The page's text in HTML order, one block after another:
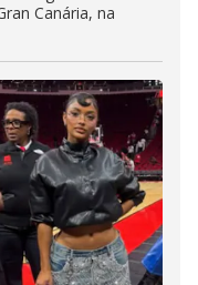
Canária, na